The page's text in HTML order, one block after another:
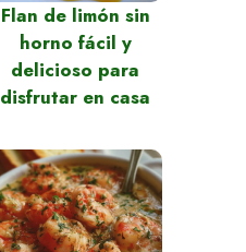
Flan de limón sin
horno fácil y
delicioso para
disfrutar en casa